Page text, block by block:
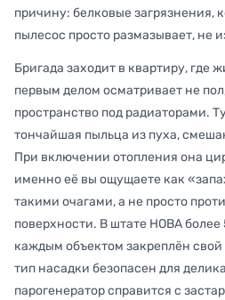
причину: белковые
пылесос просто размазывает, не
Бригада заходит в квартиру, где
первым делом осматривает не
пространство под радиаторами.
тончайшая пыльца из пуха,
При включении отопления она
именно её вы ощущаете как
такими очагами, а не просто
поверхности. В штате НОВА более
каждым объектом закреплён свой
тип насадки безопасен для
парогенератор справится с